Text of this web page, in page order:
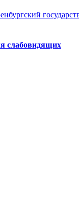
слабовидящих